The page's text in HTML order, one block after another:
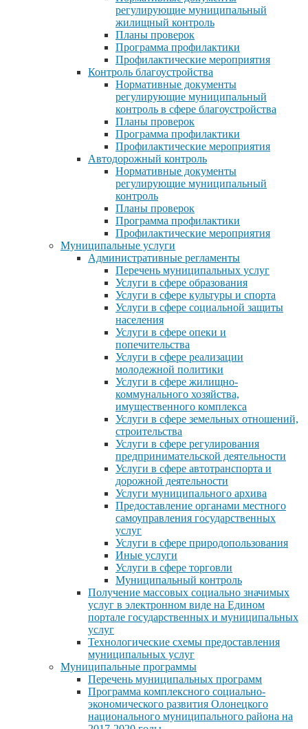
регулирующие муниципальный
жилищный контроль
Планы проверок
Программа профилактики
Профилактические мероприятия
Контроль благоустройства
Нормативные документы
регулирующие муниципальный
контроль в сфере благоустройства
Планы проверок
Программа профилактики
Профилактические мероприятия
Автодорожный контроль
Нормативные документы
регулирующие муниципальный
контроль
Планы проверок
Программа профилактики
Профилактические мероприятия
Муниципальные услуги
Административные регламенты
Перечень муниципальных услуг
Услуги в сфере образования
Услуги в сфере культуры и спорта
Услуги в сфере социальной защиты
населения
Услуги в сфере опеки и
попечительства
Услуги в сфере реализации
молодежной политики
Услуги в сфере жилищно-
коммунального хозяйства,
имущественного комплекса
Услуги в сфере земельных отношений,
строительства
Услуги в сфере регулирования
предпринимательской деятельности
Услуги в сфере автотранспорта и
дорожной деятельности
Услуги муниципального архива
Предоставление органами местного
самоуправления государственных
услуг
Услуги в сфере природопользования
Иные услуги
Услуги в сфере торговли
Муниципальный контроль
Получение массовых социально значимых
услуг в электронном виде на Едином
портале государственных и муниципальных
услуг
Технологические схемы предоставления
муниципальных услуг
Муниципальные программы
Перечень муниципальных программ
Программа комплексного социально-
экономического развития Олонецкого
национального муниципального района на